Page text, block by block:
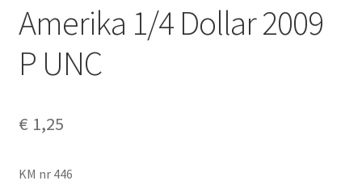
Amerika 1/4 Dollar 2009
P UNC
€ 1,25
KM nr 446